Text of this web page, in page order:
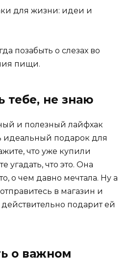
позабыть о слезах во
пищи.
тебе, не знаю
и полезный лайфхак
идеальный подарок для
что уже купили
угадать, что это. Она
о чем давно мечтала. Ну а
в магазин и
действительно подарит ей
о важном